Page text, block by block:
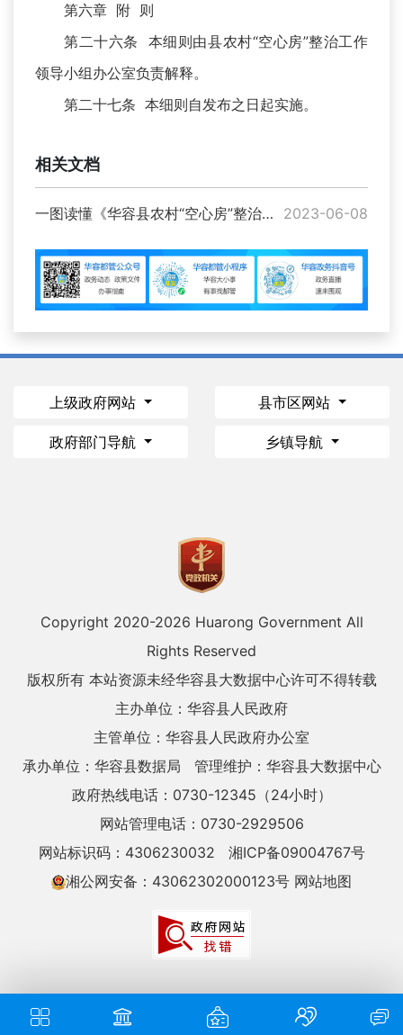
第六章 附 则
第二十六条 本细则由县农村“空心房”整治工作
领导小组办公室负责解释。
第二十七条 本细则自发布之日起实施。
相关文档
一图读懂《华容县农村“空心房”整治工作实施细则》 2023-06-08
上级政府网站 县市区网站
政府部门导航 乡镇导航
Copyright 2020-2026 Huarong Government All
Rights Reserved
版权所有 本站资源未经华容县大数据中心许可不得转载
主办单位：华容县人民政府
主管单位：华容县人民政府办公室
承办单位：华容县数据局
管理维护：华容县大数据中心
政府热线电话：0730-12345（24小时）
网站管理电话：0730-2929506
网站标识码：4306230032
湘ICP备09004767号
湘公网安备：43062302000123号 网站地图